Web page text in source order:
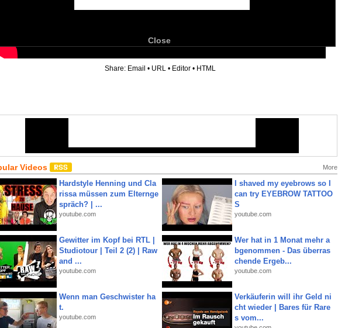
Close
Share: Email • URL • Editor • HTML
Videos More
Hardstyle Henning und Cla
rissa müssen zum Elternge
spräch? | ...
youtube.com
I shaved my eyebrows so I
can try EYEBROW TATTOO
S
youtube.com
Gewitter im Kopf bei RTL |
Studiotour | Teil 2 (2) | Raw
and ...
youtube.com
Wer hat in 1 Monat mehr a
bgenommen - Das überras
chende Ergeb...
youtube.com
Wenn man Geschwister ha
t.
youtube.com
Verkäuferin will ihr Geld ni
cht wieder | Bares für Rare
s vom...